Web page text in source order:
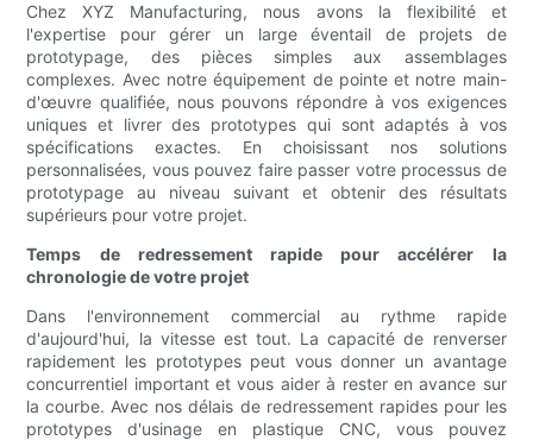
Chez XYZ Manufacturing, nous avons la flexibilité et
l'expertise pour gérer un large éventail de projets de
prototypage, des pièces simples aux assemblages
complexes. Avec notre équipement de pointe et notre main-
d'œuvre qualifiée, nous pouvons répondre à vos exigences
uniques et livrer des prototypes qui sont adaptés à vos
spécifications exactes. En choisissant nos solutions
personnalisées, vous pouvez faire passer votre processus de
prototypage au niveau suivant et obtenir des résultats
supérieurs pour votre projet.
Temps de redressement rapide pour accélérer la
chronologie de votre projet
Dans l'environnement commercial au rythme rapide
d'aujourd'hui, la vitesse est tout. La capacité de renverser
rapidement les prototypes peut vous donner un avantage
concurrentiel important et vous aider à rester en avance sur
la courbe. Avec nos délais de redressement rapides pour les
prototypes d'usinage en plastique CNC, vous pouvez